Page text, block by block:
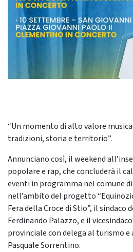
“Un momento di alto valore
tradizioni, storia e territorio”.
Annunciano così, il weekend
popolare e rap, che concluderà il
eventi in programma nel comune di
nell’ambito del progetto
Fera della Croce di Stio”, il sindaco
Ferdinando Palazzo, e il
provinciale con delega al turismo
Pasquale Sorrentino.